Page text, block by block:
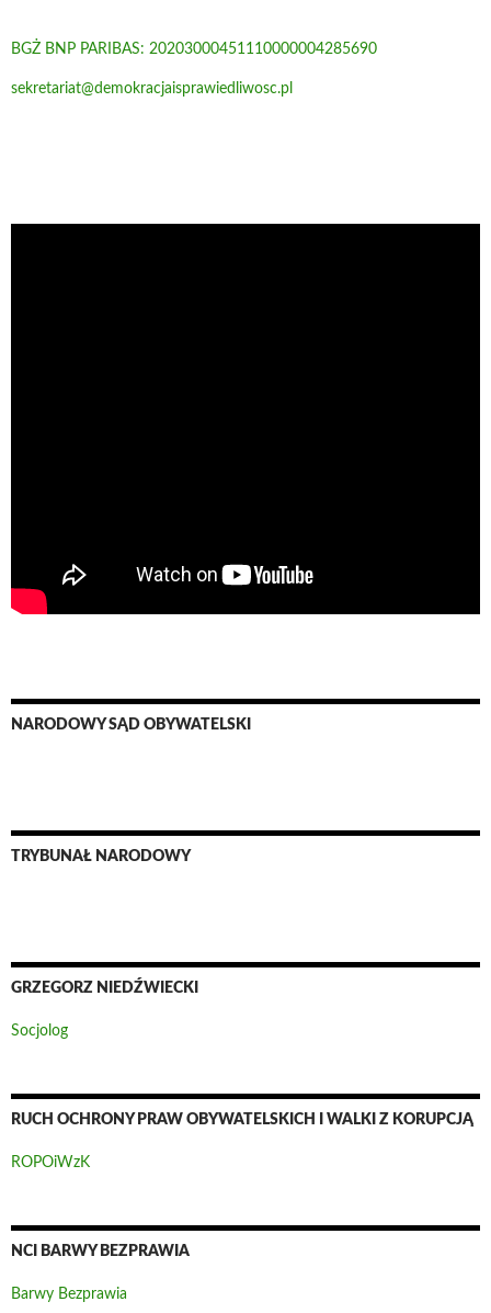
BGŻ BNP PARIBAS: 20203000451110000004285690
sekretariat@demokracjaisprawiedliwosc.pl
NARODOWY SĄD OBYWATELSKI
TRYBUNAŁ NARODOWY
GRZEGORZ NIEDŹWIECKI
Socjolog
RUCH OCHRONY PRAW OBYWATELSKICH I WALKI Z KORUPCJĄ
ROPOiWzK
NCI BARWY BEZPRAWIA
Barwy Bezprawia